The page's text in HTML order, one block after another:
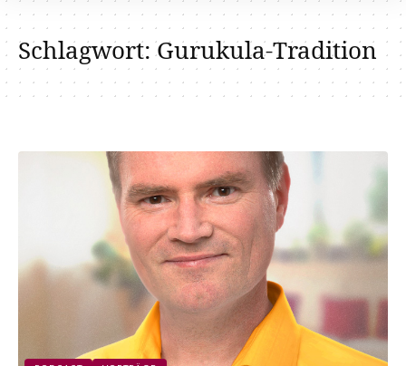
Schlagwort:Gurukula-Tradition